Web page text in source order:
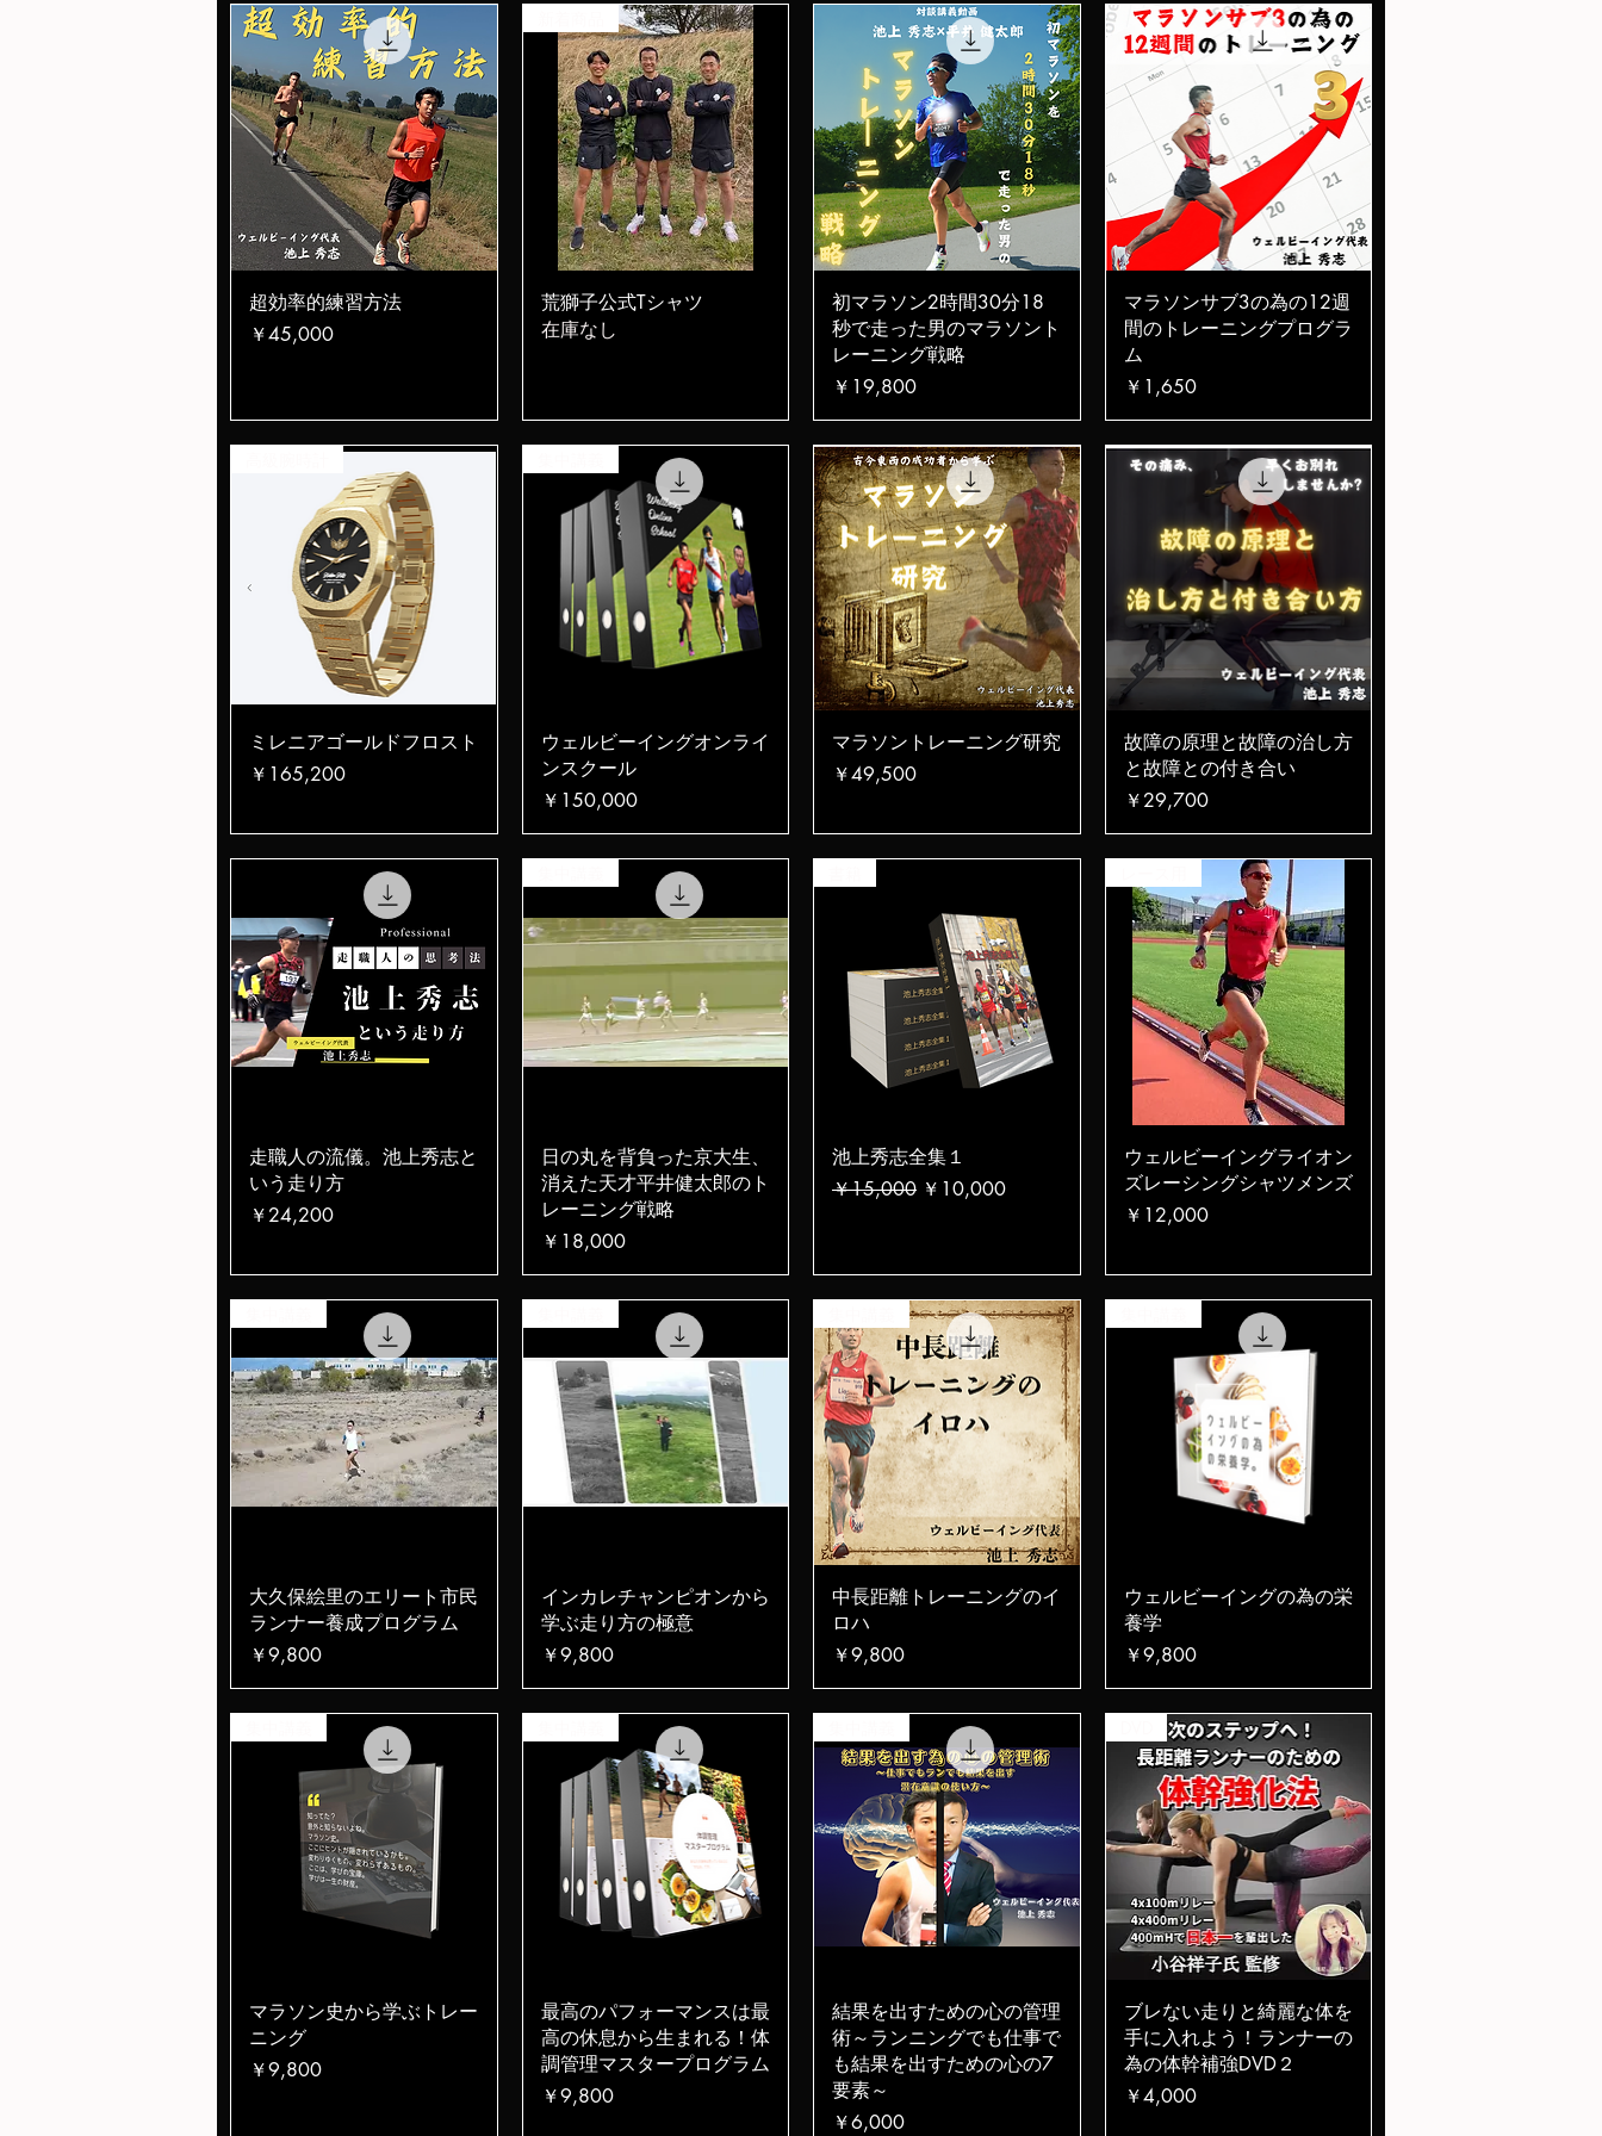
クイックビュー
超効率的練習方法
価格
￥45,000
クイックビュー
荒獅子公式Tシャツ
在庫なし
クイックビュー
初マラソン2時間30分18
秒で走った男のマラソント
レーニング戦略
価格
￥19,800
クイックビュー
マラソンサブ3の為の12週
間のトレーニングプログラ
ム
価格
￥1,650
クイックビュー
ミレニアゴールドフロスト
価格
￥165,200
クイックビュー
ウェルビーイングオンライ
ンスクール
価格
￥150,000
クイックビュー
マラソントレーニング研究
価格
￥49,500
クイックビュー
故障の原理と故障の治し方
と故障との付き合い
価格
￥29,700
クイックビュー
走職人の流儀。池上秀志と
いう走り方
価格
￥24,200
クイックビュー
日の丸を背負った京大生、
消えた天才平井健太郎のト
レーニング戦略
価格
￥18,000
クイックビュー
池上秀志全集１
通常価格
￥15,000 セール価格
￥10,000
クイックビュー
ウェルビーイングライオン
ズレーシングシャツメンズ
価格
￥12,000
クイックビュー
大久保絵里のエリート市民
ランナー養成プログラム
価格
￥9,800
クイックビュー
インカレチャンピオンから
学ぶ走り方の極意
価格
￥9,800
クイックビュー
中長距離トレーニングのイ
ロハ
価格
￥9,800
クイックビュー
ウェルビーイングの為の栄
養学
価格
￥9,800
クイックビュー
マラソン史から学ぶトレー
ニング
価格
￥9,800
クイックビュー
最高のパフォーマンスは最
高の休息から生まれる！体
調管理マスタープログラム
価格
￥9,800
クイックビュー
結果を出すための心の管理
術～ランニングでも仕事で
も結果を出すための心の7
要素～
価格
￥6,000
クイックビュー
ブレない走りと綺麗な体を
手に入れよう！ランナーの
為の体幹補強DVD２
価格
￥4,000